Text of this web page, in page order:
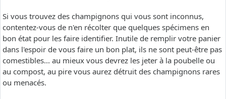
Si vous trouvez des champignons qui vous sont inconnus,
contentez-vous de n'en récolter que quelques spécimens en
bon état pour les faire identifier. Inutile de remplir votre panier
dans l'espoir de vous faire un bon plat, ils ne sont peut-être pas
comestibles... au mieux vous devrez les jeter à la poubelle ou
au compost, au pire vous aurez détruit des champignons rares
ou menacés.